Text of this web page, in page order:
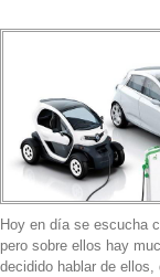
NOSOTROS
HISTORIA ,
NUESTRO
CONTACTO
Hoy en día se escucha
pero sobre ellos hay
decidido hablar de